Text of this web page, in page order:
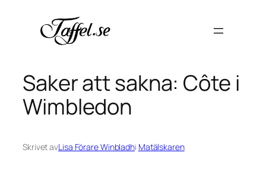
innehåll
Saker att sakna: Côte i
Wimbledon
Skrivet avLisa Förare Winbladhi Matälskaren